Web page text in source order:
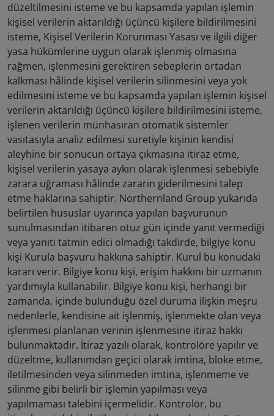
düzeltilmesini isteme ve bu kapsamda yapılan işlemin
kişisel verilerin aktarıldığı üçüncü kişilere bildirilmesini
isteme, Kişisel Verilerin Korunması Yasası ve ilgili diğer
yasa hükümlerine uygun olarak işlenmiş olmasına
rağmen, işlenmesini gerektiren sebeplerin ortadan
kalkması hâlinde kişisel verilerin silinmesini veya yok
edilmesini isteme ve bu kapsamda yapılan işlemin kişisel
verilerin aktarıldığı üçüncü kişilere bildirilmesini isteme,
işlenen verilerin münhasıran otomatik sistemler
vasıtasıyla analiz edilmesi suretiyle kişinin kendisi
aleyhine bir sonucun ortaya çıkmasına itiraz etme,
kişisel verilerin yasaya aykırı olarak işlenmesi sebebiyle
zarara uğraması hâlinde zararın giderilmesini talep
etme haklarına sahiptir. Northernland Group yukarıda
belirtilen hususlar uyarınca yapılan başvurunun
sunulmasından itibaren otuz gün içinde yanıt vermediği
veya yanıtı tatmin edici olmadığı takdirde, bilgiye konu
kişi Kurula başvuru hakkına sahiptir. Kurul bu konudaki
kararı verir. Bilgiye konu kişi, erişim hakkını bir uzmanın
yardımıyla kullanabilir. Bilgiye konu kişi, herhangi bir
zamanda, içinde bulunduğu özel duruma ilişkin meşru
nedenlerle, kendisine ait işlenmiş, işlenmekte olan veya
işlenmesi planlanan verinin işlenmesine itiraz hakkı
bulunmaktadır. İtiraz yazılı olarak, kontrolöre yapılır ve
düzeltme, kullanımdan geçici olarak imtina, bloke etme,
iletilmesinden veya silinmeden imtina, işlenmeme ve
silinme gibi belirli bir işlemin yapılması veya
yapılmaması talebini içermelidir. Kontrolör, bu